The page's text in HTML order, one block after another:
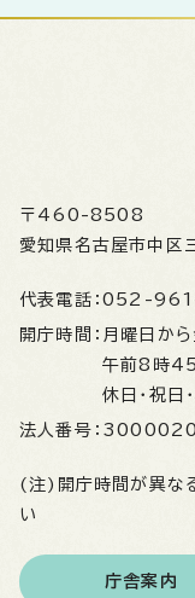
〒460-8508
愛知県名古屋市中区
代表電話： 052-
開庁時間： 月曜日か
午前8時
休日・祝日
法人番号：
(注)開庁時間が異な
い
庁舎案内